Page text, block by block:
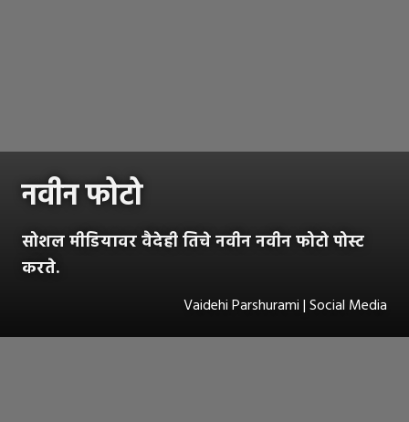
नवीन फोटो
सोशल मीडियावर वैदेही तिचे नवीन नवीन फोटो पोस्ट
करते.
Vaidehi Parshurami | Social Media